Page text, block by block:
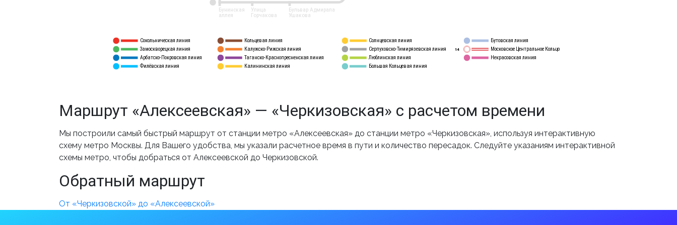
Сокольническая линия
Замоскворецкая линия
Арбатско-Покровская линия
Филёвская линия
Кольцевая линия
Калужско-Рижская линия
Таганско-Краснопресненская линия
Калининская линия
Солнцевская линия
Серпуховско-Тимирязевская линия
Люблинская линия
Бутовская линия
Московское Центральное Кольцо
Большая Кольцевая линия
Некрасовская линия
14
Бульвар Адмирала
Ушакова
Улица
Горчакова
Бунинская
аллея
Маршрут «Алексеевская» — «Черкизовская» с расчетом времени
Мы построили самый быстрый маршрут от станции метро «Алексеевская» до станции метро «Черкизовская», используя интерактивную
схему метро Москвы. Для Вашего удобства, мы указали расчетное время в пути и количество пересадок. Следуйте указаниям интерактивной
схемы метро, чтобы добраться от Алексеевской до Черкизовской.
Обратный маршрут
От «Черкизовской» до «Алексеевской»